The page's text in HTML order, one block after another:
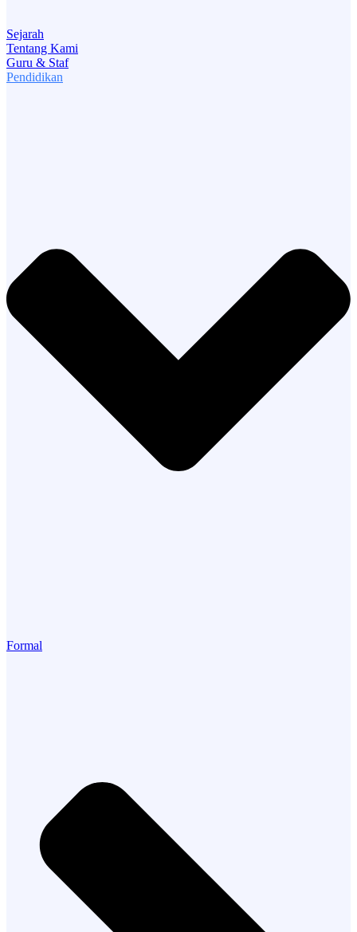
Sejarah
Tentang Kami
Guru & Staf
Pendidikan
Formal